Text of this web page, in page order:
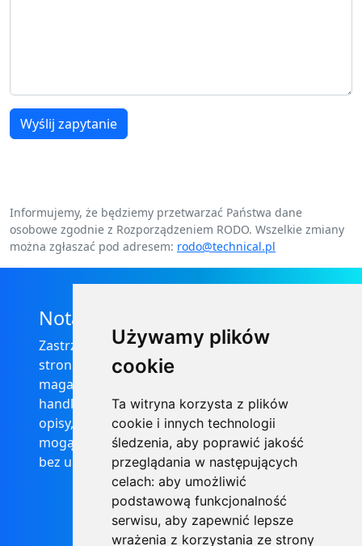
Używamy plików
cookie
Ta witryna korzysta z plików
cookie i innych technologii
śledzenia, aby poprawić jakość
przeglądania w następujących
celach: aby umożliwić
podstawową funkcjonalność
serwisu, aby zapewnić lepsze
wrażenia z korzystania ze strony
Wyślij zapytanie
Informujemy, że będziemy przetwarzać Państwa dane
osobowe zgodnie z Rozporządzeniem RODO. Wszelkie zmiany
można zgłaszać pod adresem: rodo@technical.pl
Nota prawna
Zastrzega się, że informacje zamieszczone na
stronie internetowej https://informator-
magazynowy.technical.pl/ nie stanowią oferty
handlowej w rozumieniu prawa, ponadto
opisy, dane techniczne i pozostałe informacje
mogą ulec zmianie bez podania przyczyny i
bez uprzedzenia.